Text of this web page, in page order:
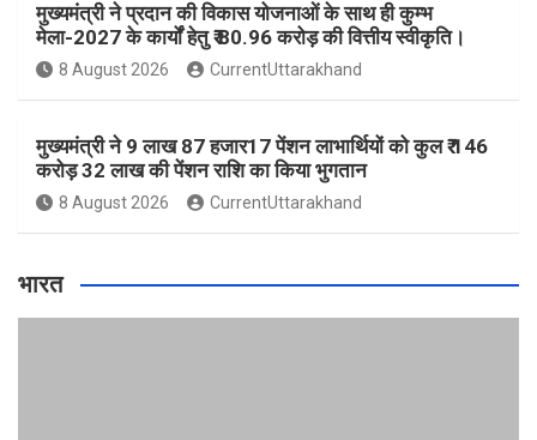
मुख्यमंत्री ने प्रदान की विकास योजनाओं के साथ ही कुम्भ
मेला-2027 के कार्यों हेतु ₹ 80.96 करोड़ की वित्तीय स्वीकृति।
8 August 2026 CurrentUttarakhand
मुख्यमंत्री ने 9 लाख 87 हजार17 पेंशन लाभार्थियों को कुल ₹ 146
करोड़ 32 लाख की पेंशन राशि का किया भुगतान
8 August 2026 CurrentUttarakhand
भारत